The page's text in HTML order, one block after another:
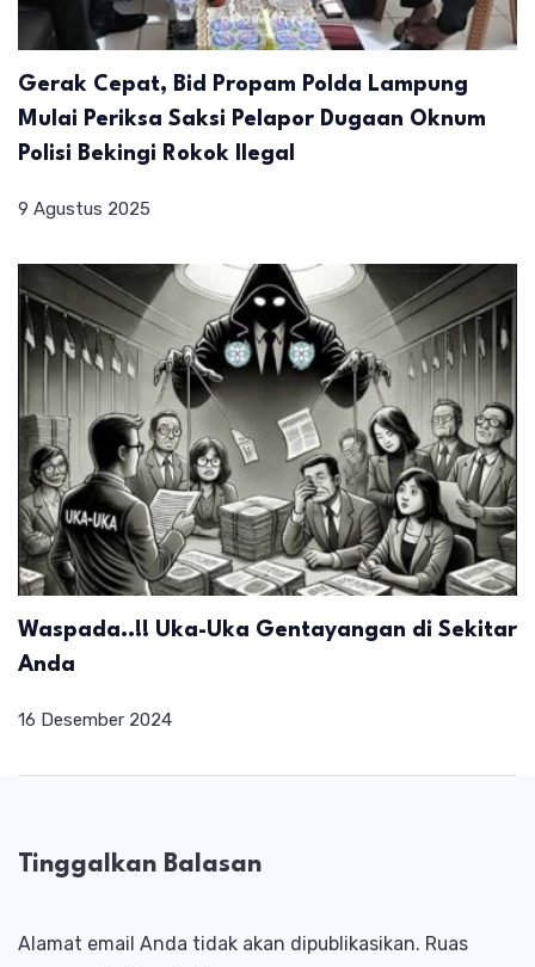
Gerak Cepat, Bid Propam Polda Lampung
Mulai Periksa Saksi Pelapor Dugaan Oknum
Polisi Bekingi Rokok Ilegal
9 Agustus 2025
Waspada..!! Uka-Uka Gentayangan di Sekitar
Anda
16 Desember 2024
Tinggalkan Balasan
Alamat email Anda tidak akan dipublikasikan. Ruas